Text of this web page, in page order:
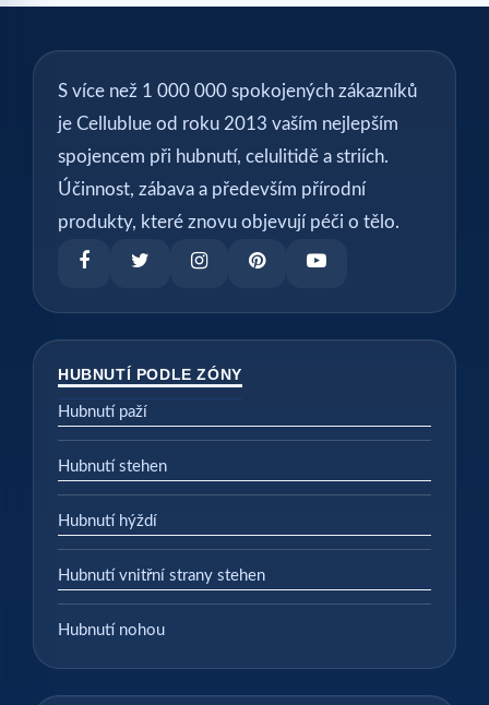
S více než 1 000 000 spokojených zákazníků
je Cellublue od roku 2013 vaším nejlepším
spojencem při hubnutí, celulitidě a striích.
Účinnost, zábava a především přírodní
produkty, které znovu objevují péči o tělo.
HUBNUTÍ PODLE ZÓNY
Hubnutí paží
Hubnutí stehen
Hubnutí hýždí
Hubnutí vnitřní strany stehen
Hubnutí nohou